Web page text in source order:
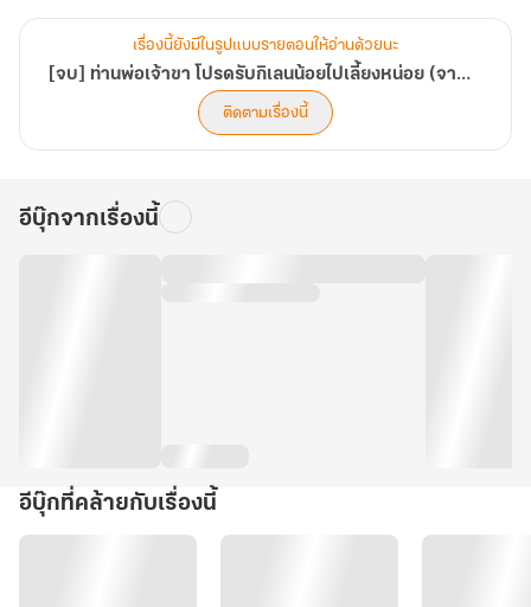
เมื่อ
ข้า
เป็น
องค์
หญิง
น้อย
ของ
เรื่องนี้ยังมีในรูปแบบรายตอนให้อ่านด้วยนะ
[จบ] ท่านพ่อเจ้าขา โปรดรับกิเลนน้อยไปเลี้ยงหน่อย (จากนักเขียนเรื่อง เมื่อข้าเป็นองค์หญิงน้อยของฮ่องเต้ทรราช )
ติดตามเรื่องนี้
อีบุ๊กจากเรื่องนี้
อีบุ๊กที่คล้ายกับเรื่องนี้